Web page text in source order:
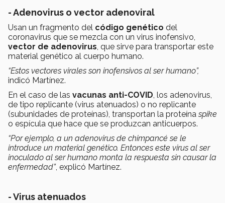
- Adenovirus o vector adenoviral
Usan un fragmento del código genético del
coronavirus que se mezcla con un virus inofensivo,
vector de adenovirus, que sirve para transportar este
material genético al cuerpo humano.
“Estos vectores virales son inofensivos al ser humano”,
indicó Martínez.
En el caso de las vacunas anti-COVID, los adenovirus,
de tipo replicante (virus atenuados) o no replicante
(subunidades de proteínas), transportan la proteínaspike
o espícula que hace que se produzcan anticuerpos.
“Por ejemplo, a un adenovirus de chimpancé se le
introduce un material genético. Entonces este virus al ser
inoculado al ser humano monta la respuesta sin causar la
enfermedad”, explicó Martínez.
- Virus atenuados